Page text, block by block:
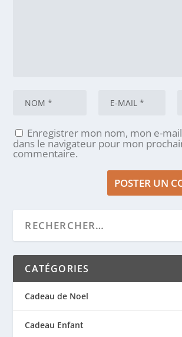
Enregistrer mon nom, mon e-
dans le navigateur pour mon
commentaire.
CATÉGORIES
Cadeau de Noel
Cadeau Enfant